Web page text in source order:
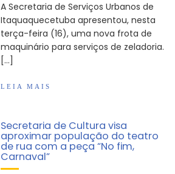
A Secretaria de Serviços Urbanos de
Itaquaquecetuba apresentou, nesta
terça-feira (16), uma nova frota de
maquinário para serviços de zeladoria.
[…]
LEIA MAIS
Secretaria de Cultura visa
aproximar população do teatro
de rua com a peça “No fim,
Carnaval”